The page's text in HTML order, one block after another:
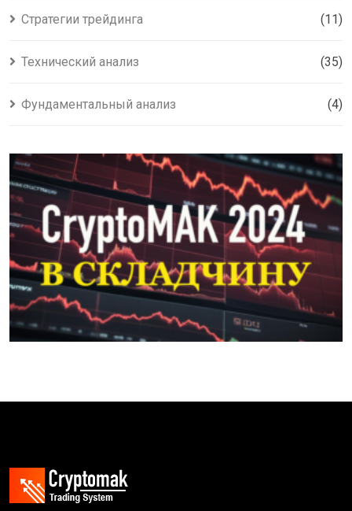
Стратегии трейдинга (11)
Технический анализ (35)
Фундаментальный анализ (4)